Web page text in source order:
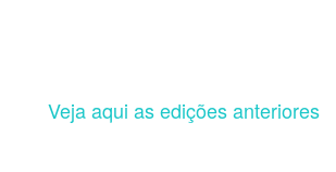
Veja aqui as edições anteriores